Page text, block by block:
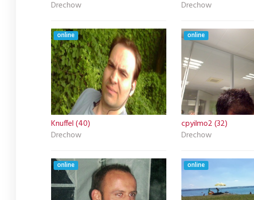
Drechow
Drechow
online
Knuffel (40)
Drechow
online
cpyilmo2 (32)
Drechow
online online